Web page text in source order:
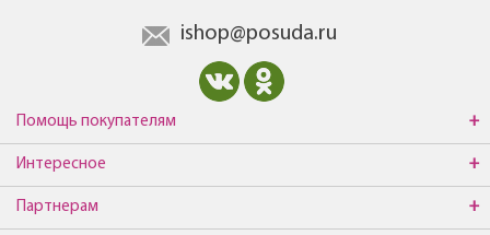
ishop@posuda.ru
Помощь покупателям
Интересное
Партнерам